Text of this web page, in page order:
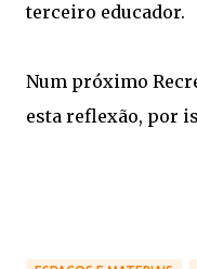
terceiro educador.
Num próximo
esta reflexão, por